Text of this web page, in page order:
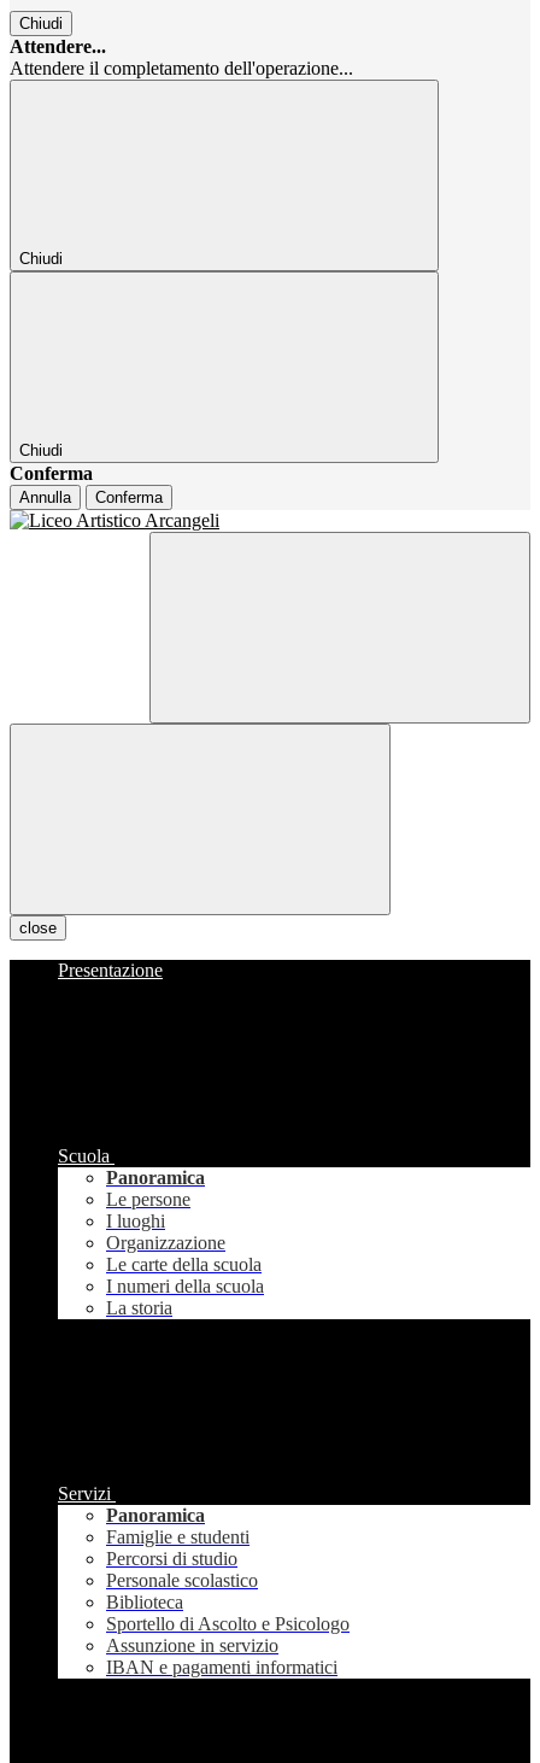
Chiudi
Attendere...
Attendere il completamento dell'operazione...
Chiudi
Chiudi
Conferma
Annulla Conferma
close
Presentazione
Scuola
Panoramica
Le persone
I luoghi
Organizzazione
Le carte della scuola
I numeri della scuola
La storia
Servizi
Panoramica
Famiglie e studenti
Percorsi di studio
Personale scolastico
Biblioteca
Sportello di Ascolto e Psicologo
Assunzione in servizio
IBAN e pagamenti informatici